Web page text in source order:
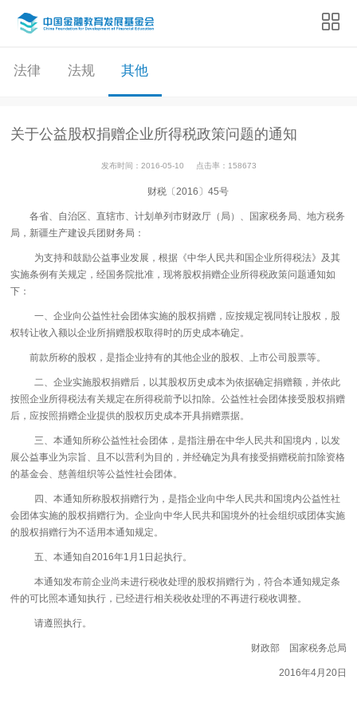
法律 法规 其他
关于公益股权捐赠企业所得税政策问题的通知
发布时间：2016-05-10 点击率：158673
财税〔2016〕45号
各省、自治区、直辖市、计划单列市财政厅（局）、国家税务局、地方税务
局，新疆生产建设兵团财务局：
为支持和鼓励公益事业发展，根据《中华人民共和国企业所得税法》及其
实施条例有关规定，经国务院批准，现将股权捐赠企业所得税政策问题通知如
下：
一、企业向公益性社会团体实施的股权捐赠，应按规定视同转让股权，股
权转让收入额以企业所捐赠股权取得时的历史成本确定。
前款所称的股权，是指企业持有的其他企业的股权、上市公司股票等。
二、企业实施股权捐赠后，以其股权历史成本为依据确定捐赠额，并依此
按照企业所得税法有关规定在所得税前予以扣除。公益性社会团体接受股权捐赠
后，应按照捐赠企业提供的股权历史成本开具捐赠票据。
三、本通知所称公益性社会团体，是指注册在中华人民共和国境内，以发
展公益事业为宗旨、且不以营利为目的，并经确定为具有接受捐赠税前扣除资格
的基金会、慈善组织等公益性社会团体。
四、本通知所称股权捐赠行为，是指企业向中华人民共和国境内公益性社
会团体实施的股权捐赠行为。企业向中华人民共和国境外的社会组织或团体实施
的股权捐赠行为不适用本通知规定。
五、本通知自2016年1月1日起执行。
本通知发布前企业尚未进行税收处理的股权捐赠行为，符合本通知规定条
件的可比照本通知执行，已经进行相关税收处理的不再进行税收调整。
请遵照执行。
财政部 国家税务总局
2016年4月20日